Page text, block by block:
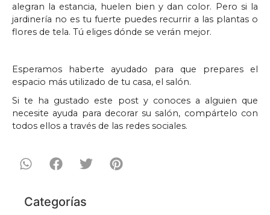
alegran la estancia, huelen bien y dan color. Pero si la
jardinería no es tu fuerte puedes recurrir a las plantas o
flores de tela. Tú eliges dónde se verán mejor.
Esperamos haberte ayudado para que prepares el
espacio más utilizado de tu casa, el salón.
Si te ha gustado este post y conoces a alguien que
necesite ayuda para decorar su salón, compártelo con
todos ellos a través de las redes sociales.
Categorías